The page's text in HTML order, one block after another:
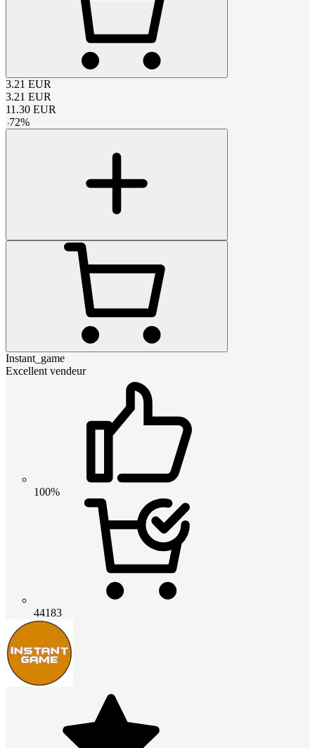
3.21 EUR
3.21 EUR
11.30 EUR
-72%
Instant_game
Excellent vendeur
100%
44183